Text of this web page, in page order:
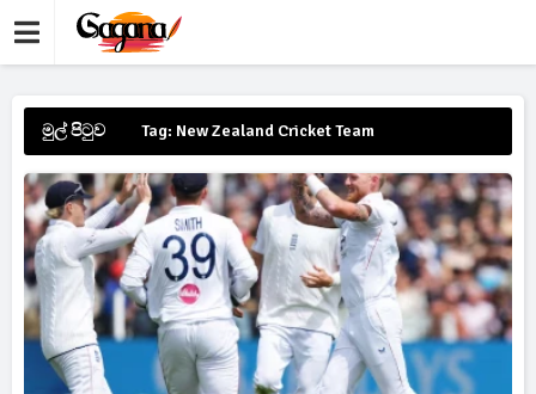
මුල් පිටුව Tag: New Zealand Cricket Team